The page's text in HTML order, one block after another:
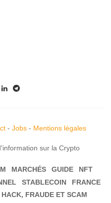
- Jobs- Mentions légales
sur la Crypto
MARCHÉS GUIDE
NFT
STABLECOIN
FRANCE
HACK, FRAUDE ET SCAM